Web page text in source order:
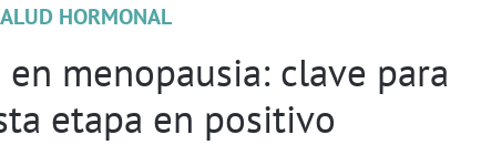
HORMONAL
menopausia: clave para
etapa en positivo